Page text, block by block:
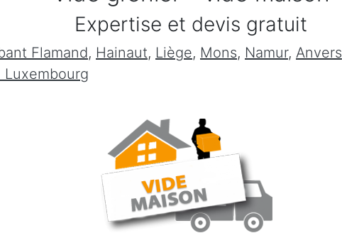
Expertise et devis gratuit
Flamand, Hainaut, Liège, Mons, Namur, Anvers
Luxembourg